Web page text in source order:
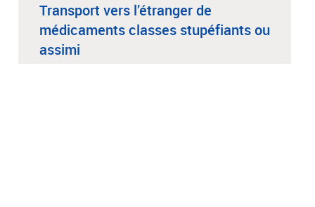
Transport vers l’étranger de
médicaments classes stupéfiants ou
assimi